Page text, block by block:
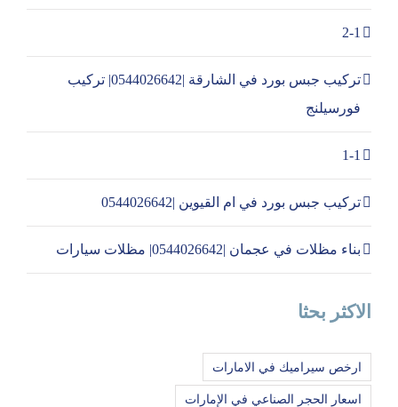
2-1
تركيب جبس بورد في الشارقة |0544026642| تركيب
فورسيلنج
1-1
تركيب جبس بورد في ام القيوين |0544026642
بناء مظلات في عجمان |0544026642| مظلات سيارات
الاكثر بحثا
ارخص سيراميك في الامارات
اسعار الحجر الصناعي في الإمارات